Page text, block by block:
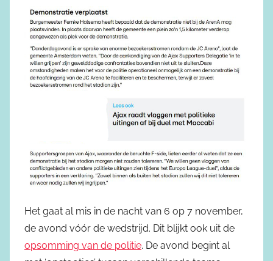
Het gaat al mis in de nacht van 6 op 7 november,
de avond vóór de wedstrijd. Dit blijkt ook uit de
opsomming van de politie. De avond begint al